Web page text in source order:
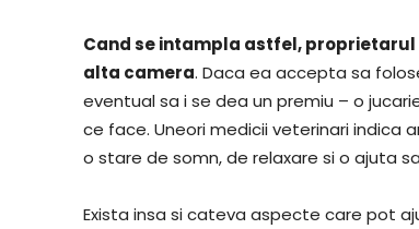
Cand se intampla astfel,
alta camera. Daca ea accepta sa
eventual sa i se dea un premiu – o
ce face. Uneori medicii veterinari indica
o stare de somn, de relaxare si o ajuta
Exista insa si cateva aspecte care pot